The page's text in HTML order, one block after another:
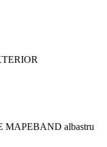
MAPEBAND albastru